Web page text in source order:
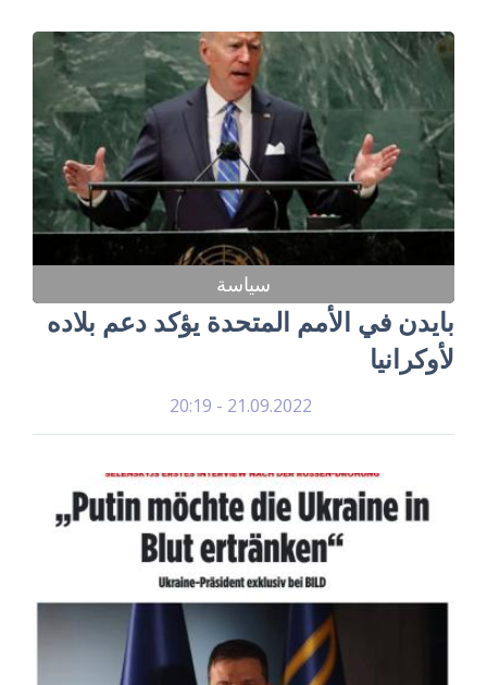
سياسة
بايدن في الأمم المتحدة يؤكد دعم بلاده
لأوكرانيا
21.09.2022 - 20:19